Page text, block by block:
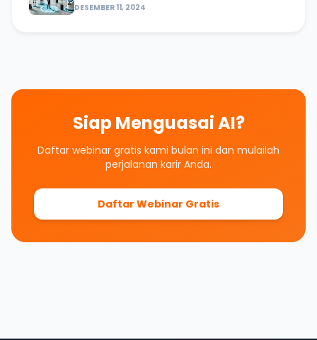
DESEMBER 11, 2024
Siap Menguasai AI?
Daftar webinar gratis kami bulan ini dan mulailah
perjalanan karir Anda.
Daftar Webinar Gratis